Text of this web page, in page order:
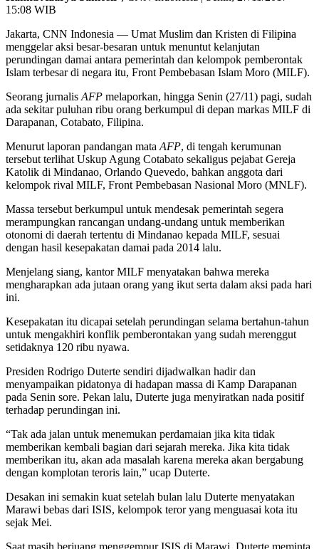
15:08 WIB
Jakarta, CNN Indonesia — Umat Muslim dan Kristen di Filipina
menggelar aksi besar-besaran untuk menuntut kelanjutan
perundingan damai antara pemerintah dan kelompok pemberontak
Islam terbesar di negara itu, Front Pembebasan Islam Moro (MILF).
Seorang jurnalis AFP melaporkan, hingga Senin (27/11) pagi, sudah
ada sekitar puluhan ribu orang berkumpul di depan markas MILF di
Darapanan, Cotabato, Filipina.
Menurut laporan pandangan mata AFP, di tengah kerumunan
tersebut terlihat Uskup Agung Cotabato sekaligus pejabat Gereja
Katolik di Mindanao, Orlando Quevedo, bahkan anggota dari
kelompok rival MILF, Front Pembebasan Nasional Moro (MNLF).
Massa tersebut berkumpul untuk mendesak pemerintah segera
merampungkan rancangan undang-undang untuk memberikan
otonomi di daerah tertentu di Mindanao kepada MILF, sesuai
dengan hasil kesepakatan damai pada 2014 lalu.
Menjelang siang, kantor MILF menyatakan bahwa mereka
mengharapkan ada jutaan orang yang ikut serta dalam aksi pada hari
ini.
Kesepakatan itu dicapai setelah perundingan selama bertahun-tahun
untuk mengakhiri konflik pemberontakan yang sudah merenggut
setidaknya 120 ribu nyawa.
Presiden Rodrigo Duterte sendiri dijadwalkan hadir dan
menyampaikan pidatonya di hadapan massa di Kamp Darapanan
pada Senin sore. Pekan lalu, Duterte juga menyiratkan nada positif
terhadap perundingan ini.
“Tak ada jalan untuk menemukan perdamaian jika kita tidak
memberikan kembali bagian dari sejarah mereka. Jika kita tidak
memberikan itu, akan ada masalah karena mereka akan bergabung
dengan komplotan teroris lain,” ucap Duterte.
Desakan ini semakin kuat setelah bulan lalu Duterte menyatakan
Marawi bebas dari ISIS, kelompok teror yang menguasai kota itu
sejak Mei.
Saat masih berjuang menggempur ISIS di Marawi, Duterte meminta